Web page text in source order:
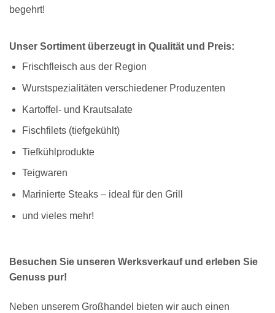
begehrt!
Unser Sortiment überzeugt in Qualität und Preis:
Frischfleisch aus der Region
Wurstspezialitäten verschiedener Produzenten
Kartoffel- und Krautsalate
Fischfilets (tiefgekühlt)
Tiefkühlprodukte
Teigwaren
Marinierte Steaks – ideal für den Grill
und vieles mehr!
Besuchen Sie unseren Werksverkauf und erleben Sie
Genuss pur!
Neben unserem Großhandel bieten wir auch einen